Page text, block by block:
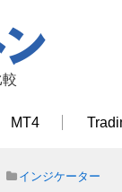
MT4
インジケーター